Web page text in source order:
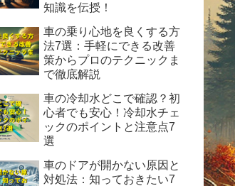
知識を伝授！
車の乗り心地を良くする方
法7選：手軽にできる改善
策からプロのテクニックま
で徹底解説
車の冷却水どこで確認？初
心者でも安心！冷却水チェ
ックのポイントと注意点7
選
車のドアが開かない原因と
対処法：知っておきたい7